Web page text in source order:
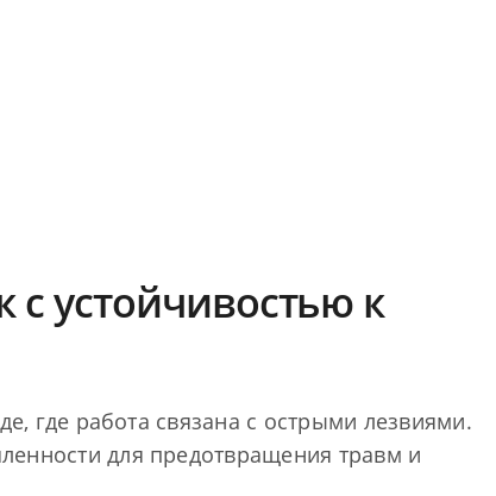
устойчивостью к
где работа связана с острыми лезвиями.
для предотвращения травм и